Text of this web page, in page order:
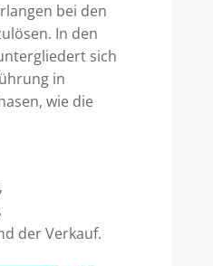
bei den
In den
sich
in
wie die
der Verkauf.